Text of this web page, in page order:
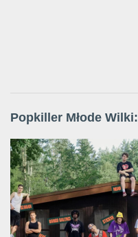
Popkiller Młode Wilki: